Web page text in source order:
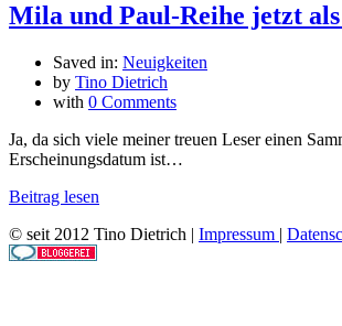
Mila und Paul-Reihe jetzt
Saved in: Neuigkeiten
by Tino Dietrich
with 0 Comments
Ja, da sich viele meiner treuen Leser einen
Erscheinungsdatum ist…
Beitrag lesen
© seit 2012 Tino Dietrich | Impressum |